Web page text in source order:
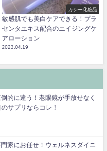
カシー化粧品
敏感肌でも美白ケアできる！プラ
センタエキス配合のエイジングケ
アローション
2023.04.19
的に違う！老眼鏡が手放せなく
サプリならコレ！
家にお任せ！ウェルネスダイニ